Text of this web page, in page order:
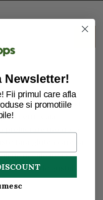
la Dennree ofera
cu gluten
porumbul selectat si
certificata.
fara gluten care sa
in culoarea si
va de gustul
Newsletter!
Fii primul care afla
si promotiile